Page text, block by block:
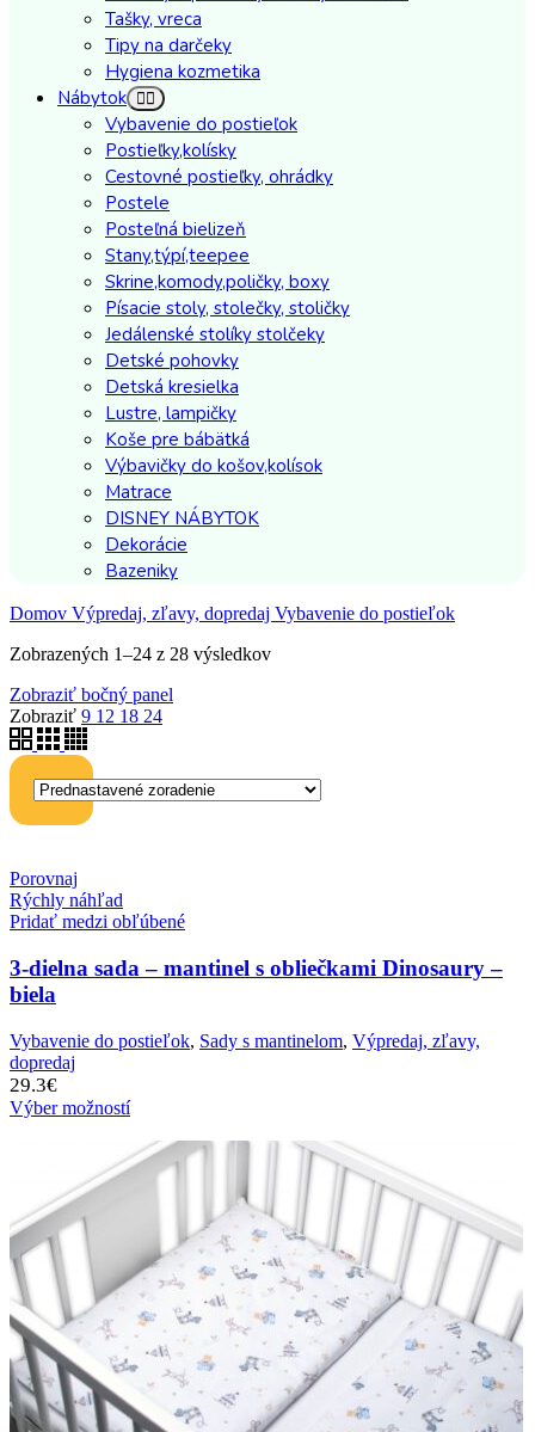
Tašky, vreca
Tipy na darčeky
Hygiena kozmetika
Nábytok
Vybavenie do postieľok
Postieľky,kolísky
Cestovné postieľky, ohrádky
Postele
Posteľná bielizeň
Stany,týpí,teepee
Skrine,komody,poličky, boxy
Písacie stoly, stolečky, stoličky
Jedálenské stolíky stolčeky
Detské pohovky
Detská kresielka
Lustre, lampičky
Koše pre bábätká
Výbavičky do košov,kolísok
Matrace
DISNEY NÁBYTOK
Dekorácie
Bazeniky
Domov Výpredaj, zľavy, dopredaj Vybavenie do postieľok
Zobrazených 1–24 z 28 výsledkov
Zobraziť bočný panel
Zobraziť 9 12 18 24
Porovnaj
Rýchly náhľad
Pridať medzi obľúbené
3-dielna sada – mantinel s obliečkami Dinosaury –
biela
Vybavenie do postieľok, Sady s mantinelom, Výpredaj, zľavy,
dopredaj
29.3€
Výber možností